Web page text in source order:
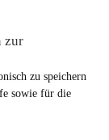
zur
zu speichern
sowie für die